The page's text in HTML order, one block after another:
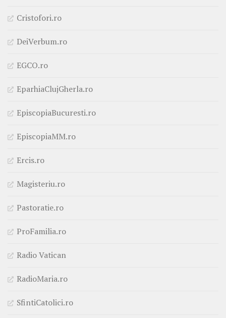
Cristofori.ro
DeiVerbum.ro
EGCO.ro
EparhiaClujGherla.ro
EpiscopiaBucuresti.ro
EpiscopiaMM.ro
Ercis.ro
Magisteriu.ro
Pastoratie.ro
ProFamilia.ro
Radio Vatican
RadioMaria.ro
SfintiCatolici.ro